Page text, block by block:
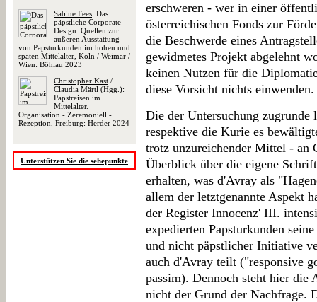
Sabine Fees: Das
päpstliche Corporate
Design. Quellen zur
äußeren Ausstattung
von Papsturkunden im hohen und
späten Mittelalter, Köln / Weimar /
Wien: Böhlau 2023
Christopher Kast /
Claudia Märtl (Hgg.):
Papstreisen im
Mittelalter.
Organisation - Zeremoniell -
Rezeption, Freiburg: Herder 2024
Unterstützen Sie die sehepunkte
erschweren - wer in einer
österreichischen Fonds zur
die Beschwerde eines
gewidmetes Projekt abgelehnt
keinen Nutzen für die
diese Vorsicht nichts einwenden.
Die der Untersuchung zugrunde
respektive die Kurie es
trotz unzureichender Mittel - an
Überblick über die eigene
erhalten, was d'Avray als
allem der letztgenannte Aspekt
der Register Innocenz' III.
expedierten Papsturkunden
und nicht päpstlicher Initiative
auch d'Avray teilt ("responsive
passim). Dennoch steht hier
nicht der Grund der Nachfrage.